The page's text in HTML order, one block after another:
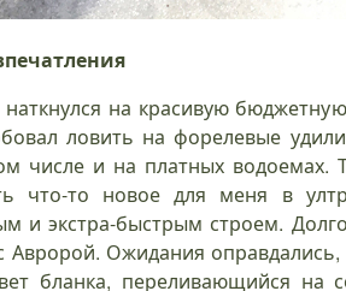
наткнулся на красивую
ловить на форелевые
числе и на платных водоемах.
что-то новое для меня в
и экстра-быстрым строем.
Авророй. Ожидания
бланка, переливающийся на